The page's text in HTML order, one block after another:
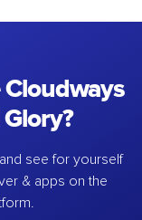
see for yourself
& apps on the